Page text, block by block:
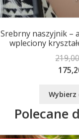
Srebrny naszyjnik –
wpleciony
Wybierz
Polecane